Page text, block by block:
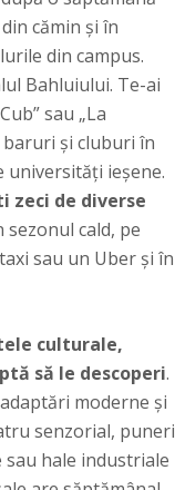
cămin și în
din campus.
Bahluiului. Te-ai
sau „La
baruri și cluburi în
universități ieșene.
zeci de diverse
sezonul cald, pe
sau un Uber și în
culturale,
să le descoperi.
moderne și
senzorial, puneri
hale industriale